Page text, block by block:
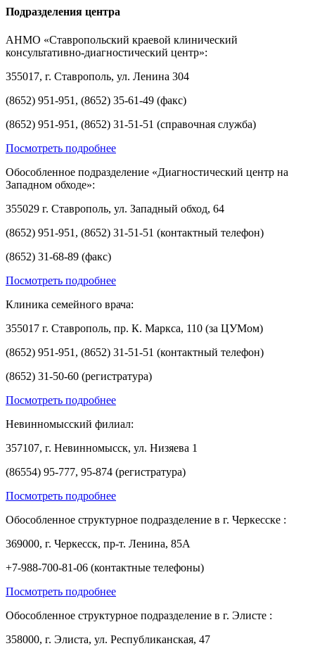
Подразделения центра
АНМО «Ставропольский краевой клинический
консультативно-диагностический центр»:
355017, г. Ставрополь, ул. Ленина 304
(8652) 951-951, (8652) 35-61-49 (факс)
(8652) 951-951, (8652) 31-51-51 (справочная служба)
Посмотреть подробнее
Обособленное подразделение «Диагностический центр на
Западном обходе»:
355029 г. Ставрополь, ул. Западный обход, 64
(8652) 951-951, (8652) 31-51-51 (контактный телефон)
(8652) 31-68-89 (факс)
Посмотреть подробнее
Клиника семейного врача:
355017 г. Ставрополь, пр. К. Маркса, 110 (за ЦУМом)
(8652) 951-951, (8652) 31-51-51 (контактный телефон)
(8652) 31-50-60 (регистратура)
Посмотреть подробнее
Невинномысский филиал:
357107, г. Невинномысск, ул. Низяева 1
(86554) 95-777, 95-874 (регистратура)
Посмотреть подробнее
Обособленное структурное подразделение в г. Черкесске :
369000, г. Черкесск, пр-т. Ленина, 85А
+7-988-700-81-06 (контактные телефоны)
Посмотреть подробнее
Обособленное структурное подразделение в г. Элисте :
358000, г. Элиста, ул. Республиканская, 47